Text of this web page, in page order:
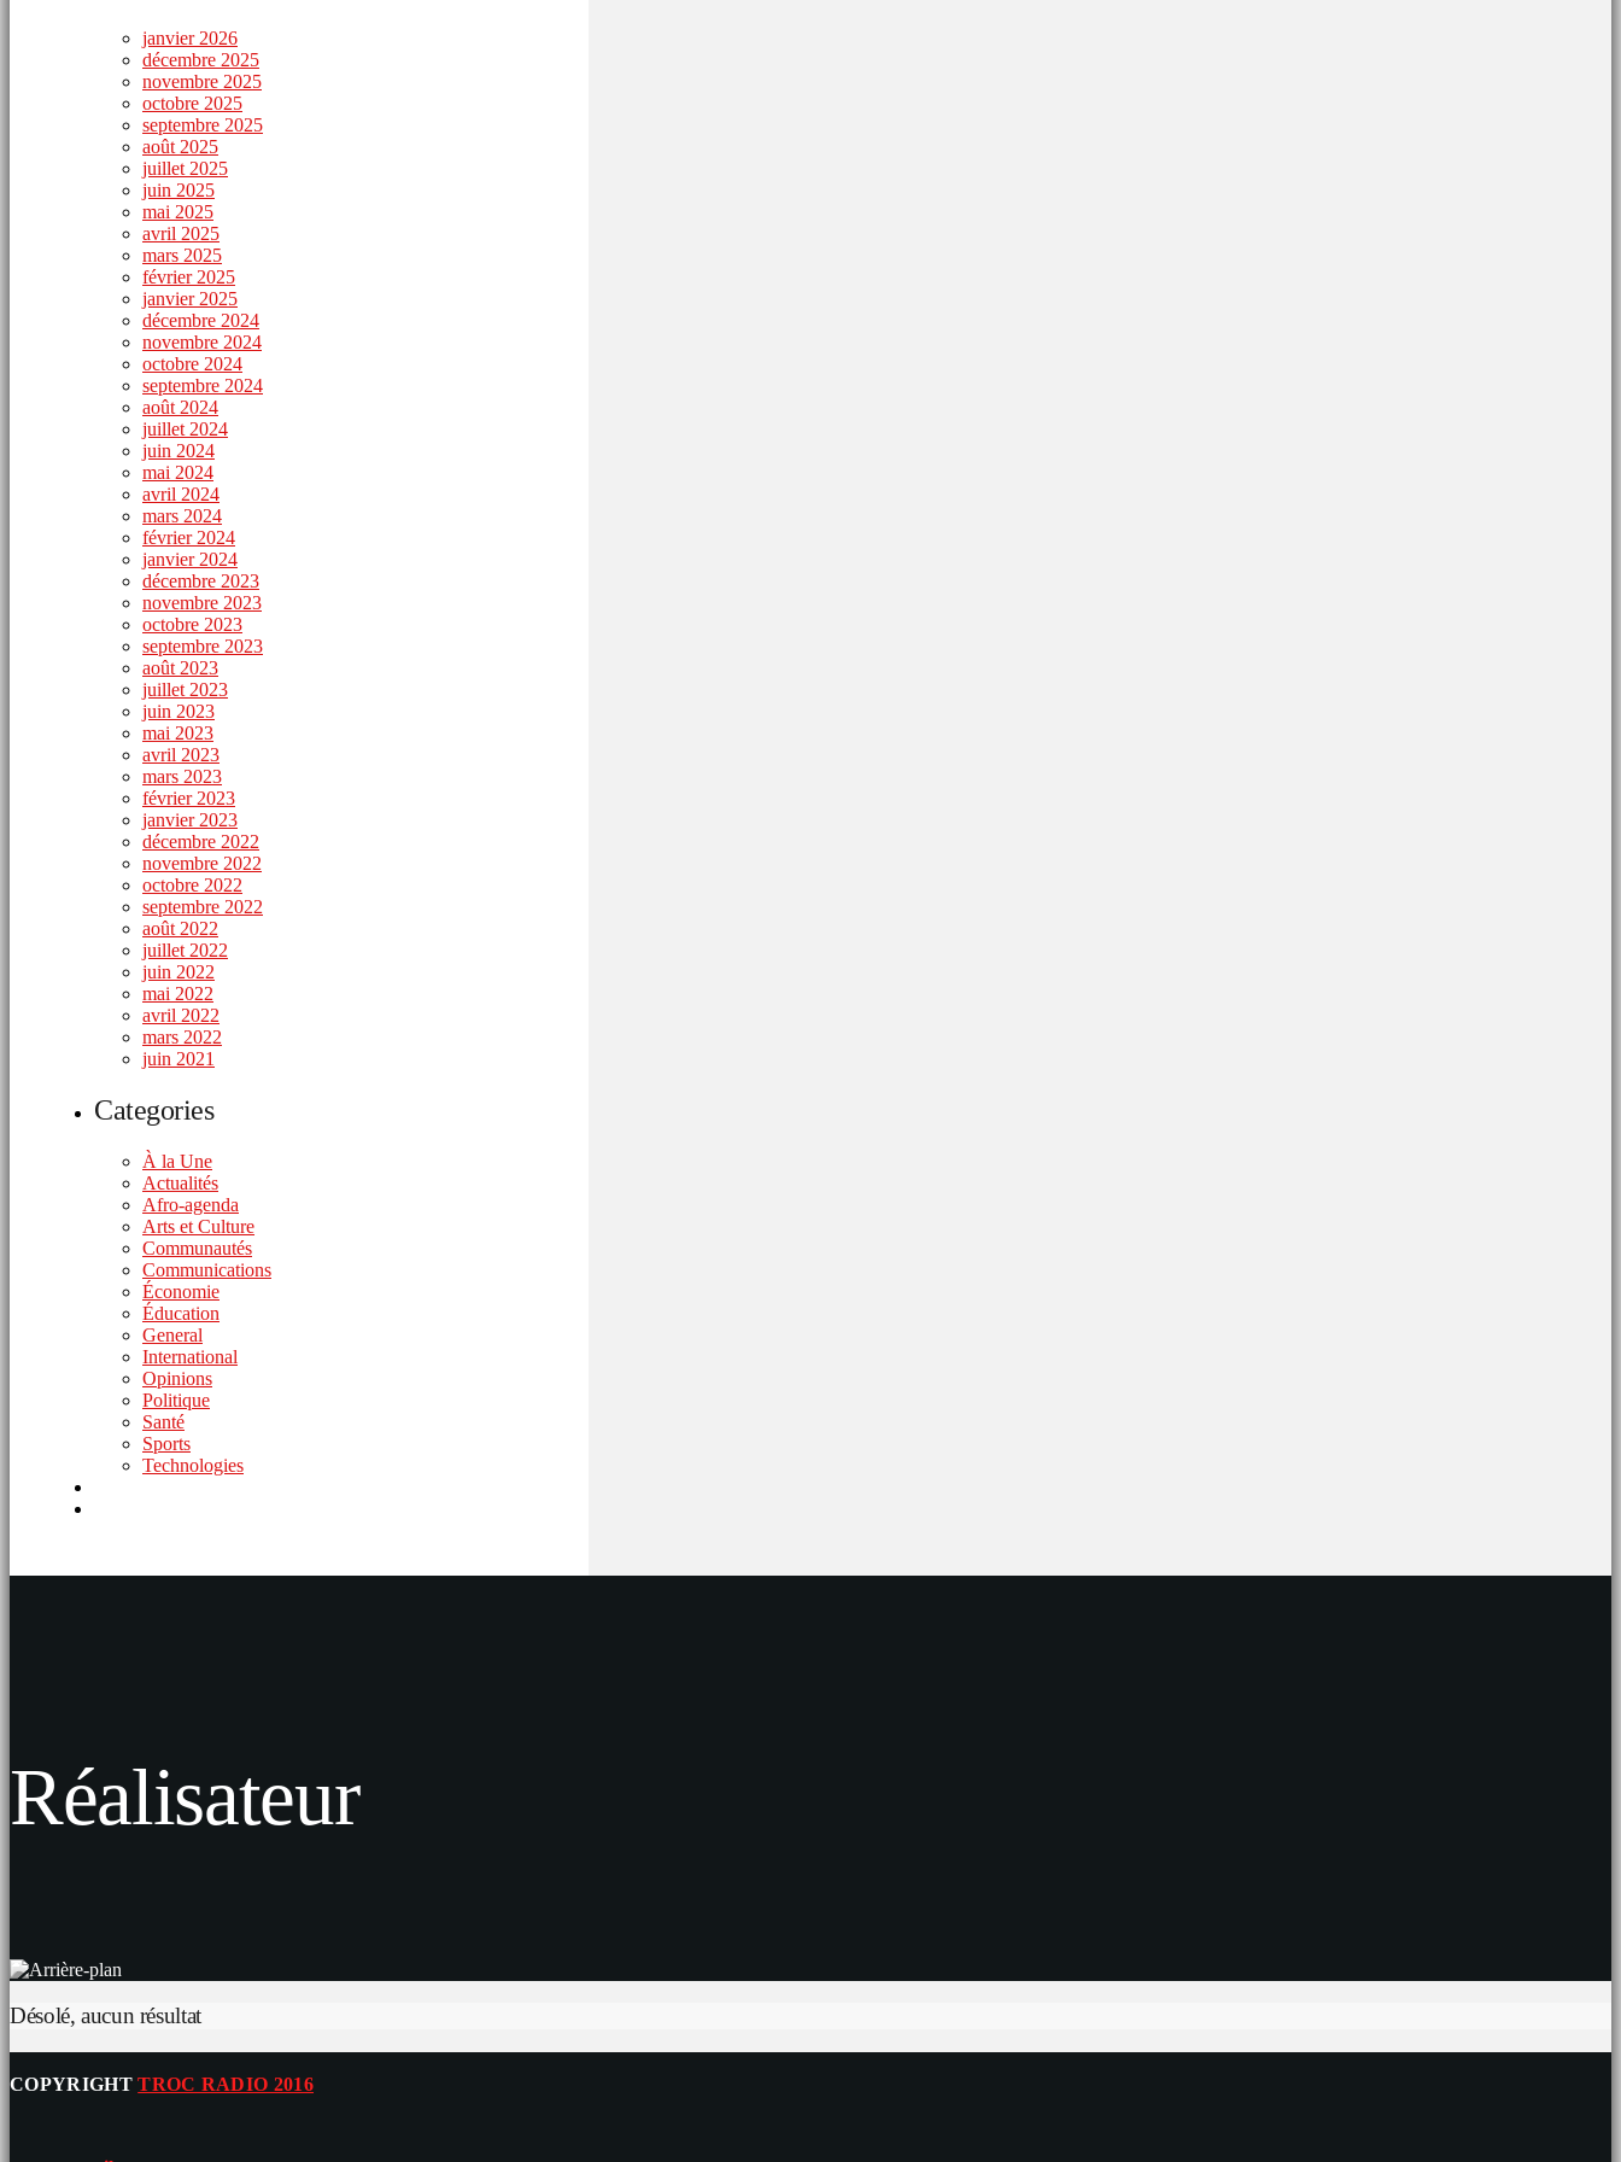
janvier 2026
décembre 2025
novembre 2025
octobre 2025
septembre 2025
août 2025
juillet 2025
juin 2025
mai 2025
avril 2025
mars 2025
février 2025
janvier 2025
décembre 2024
novembre 2024
octobre 2024
septembre 2024
août 2024
juillet 2024
juin 2024
mai 2024
avril 2024
mars 2024
février 2024
janvier 2024
décembre 2023
novembre 2023
octobre 2023
septembre 2023
août 2023
juillet 2023
juin 2023
mai 2023
avril 2023
mars 2023
février 2023
janvier 2023
décembre 2022
novembre 2022
octobre 2022
septembre 2022
août 2022
juillet 2022
juin 2022
mai 2022
avril 2022
mars 2022
juin 2021
Categories
À la Une
Actualités
Afro-agenda
Arts et Culture
Communautés
Communications
Économie
Éducation
General
International
Opinions
Politique
Santé
Sports
Technologies
Réalisateur
Désolé, aucun résultat
COPYRIGHTTROC RADIO 2016